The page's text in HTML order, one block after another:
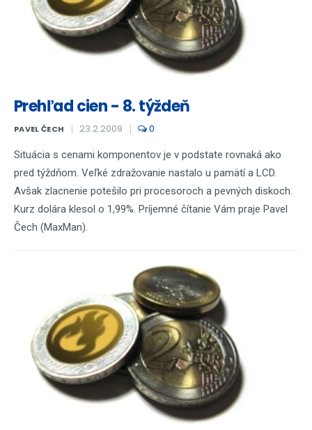
Prehľad cien - 8. týždeň
PAVEL ČECH 23.2.2009 0
Situácia s cenami komponentov je v podstate rovnaká ako
pred týždňom. Veľké zdražovanie nastalo u pamätí a LCD.
Avšak zlacnenie potešilo pri procesoroch a pevných diskoch.
Kurz dolára klesol o 1,99%. Príjemné čítanie Vám praje Pavel
Čech (MaxMan).